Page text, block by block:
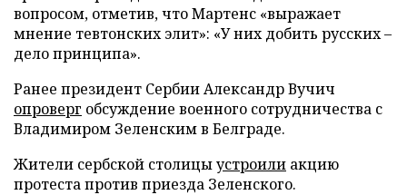
вопросом, отметив, что Мартенс «выражает
мнение тевтонских элит»: «У них добить русских –
дело принципа».
Ранее президент Сербии Александр Вучич
опроверг обсуждение военного сотрудничества с
Владимиром Зеленским в Белграде.
Жители сербской столицыустроили акцию
протеста против приезда Зеленского.